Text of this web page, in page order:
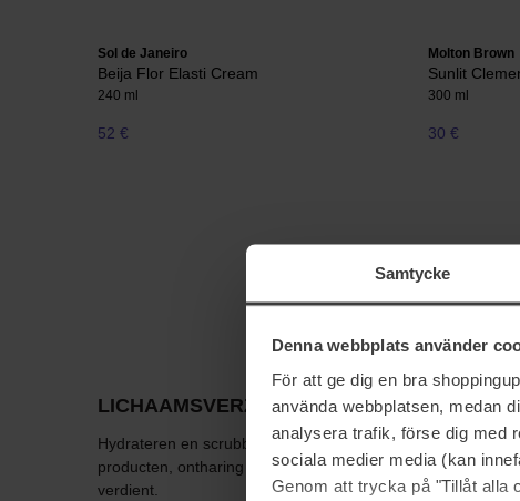
Samtycke
Denna webbplats använder
För att ge dig en bra
använda webbplatsen, medan
analysera trafik, förse dig med
sociala medier media (kan
Genom att trycka på "Tillåt alla
Sol de Janeiro
Beija Flor Elasti Cream
240 ml
52 €
Molton Brown
Sunlit
300 ml
30 €
LICHAAMSVERZORGING
Hydrateren en scrubben van het lichaam Welkom in onze
producten, ontharing en cadeaus en body care kits
verdient.